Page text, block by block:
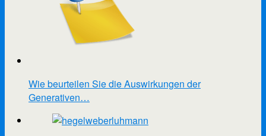
Wie beurteilen Sie die Auswirkungen der
Generativen…